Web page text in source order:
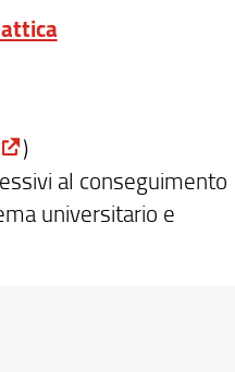
)
al conseguimento
universitario e